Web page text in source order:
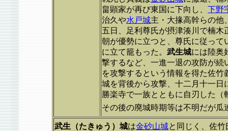
畠顕家が再び東国に下向し、 下野
治久や水戸城主・大掾高幹らの他
五日、足利尊氏が摂津湊川で楠
朝が優勢に立つと、尊氏に従っ
に立て籠もった。 武生城には陸奥
撃するなど、一進一退の攻防が
を攻撃するという情報を得た佐竹
城を背後から攻撃、十二月十一
勝楽寺で一族とともに自刃した（
その後の廃城時期等は不明だが
武生（たきゅう）城は金砂山城と同じく、佐